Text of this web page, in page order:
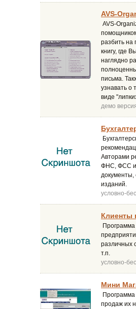
AVS-
AVS-
разбить на
книгу, где
наглядно
письма.
узнавать о
виде
демо
Авторами
ФНС, ФСС и
документы,
изданий.
условно-
Клиенты
различных
т.п.
условно-
Мини
Программа
продаж их